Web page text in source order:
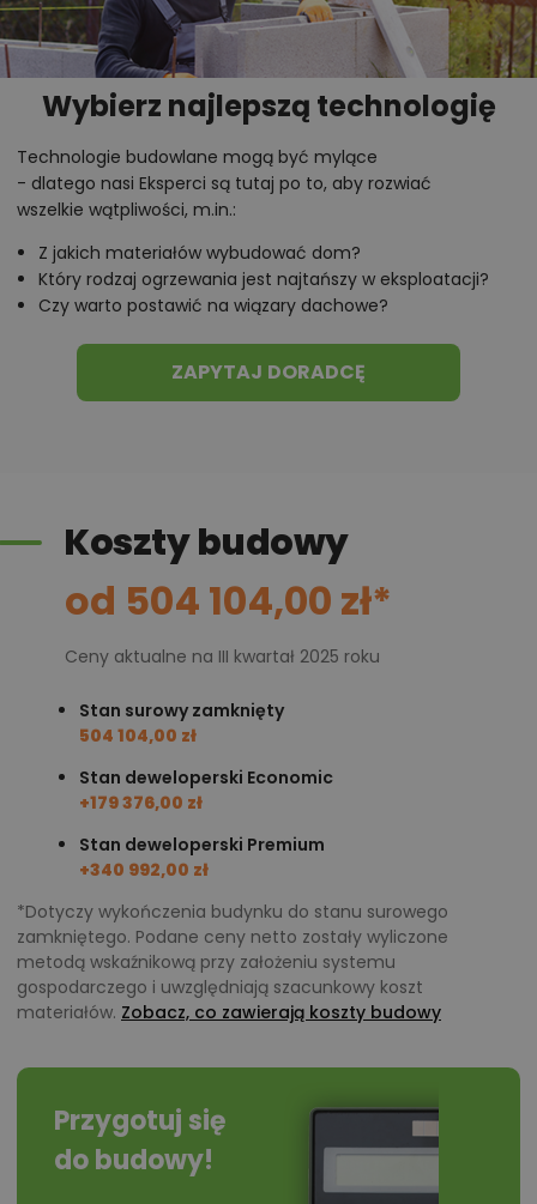
domu Doskonały 3. Wydzielono tutaj trzy ustawne
sypialnie; dwie z nich zostały połączone wspólnym
balkonem, a jedna posiada wyodrębnioną
garderobę. Poza tym na tej samej kondygnacji
zaplanowano rodzinną łazienkę oraz pomieszczenie,
które można przeznaczyć na drugą łazienkę, pralnię
bądź garderobę. Atrakcyjnym miejscem jest również
antresola z widokiem na salon, gdzie można
zaaranżować miejsce do pracy lub kącik
wypoczynkowy.
Chcesz uzyskać więcej informacji o tym
projekty podobne - o zbliżonym układzie lub
optymalizacja kosztów budowy domu według
informacje szczegółowe - np. wymiary
pomieszczeń, instalacje, materiały?
Zadzwoń52 384 49 90lub NAPISZ
Wybierz najlepszą technologię
Technologie budowlane mogą być mylące
- dlatego nasi Eksperci są tutaj po to, aby rozwiać
wszelkie wątpliwości, m.in.:
Z jakich materiałów wybudować dom?
Który rodzaj ogrzewania jest najtańszy w eksploatacji?
Czy warto postawić na wiązary dachowe?
ZAPYTAJ DORADCĘ
Koszty budowy
od 504 104,00 zł*
Ceny aktualne na III kwartał 2025 roku
Stan surowy zamknięty
504 104,00 zł
Stan deweloperski Economic
+179 376,00 zł
Stan deweloperski Premium
+340 992,00 zł
*Dotyczy wykończenia budynku do stanu surowego
zamkniętego. Podane ceny netto zostały wyliczone
metodą wskaźnikową przy założeniu systemu
gospodarczego i uwzględniają szacunkowy koszt
materiałów. Zobacz, co zawierają koszty budowy
Przygotuj się
do budowy!